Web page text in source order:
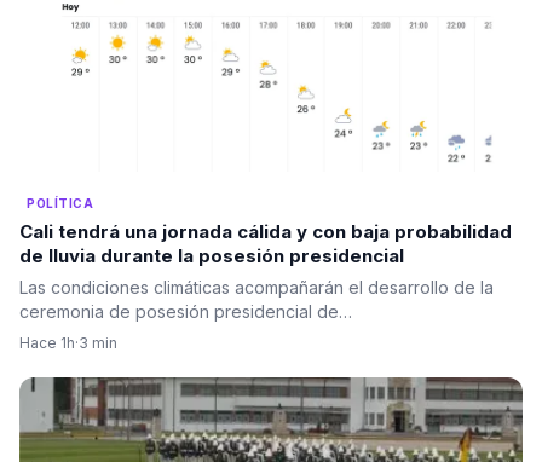
POLÍTICA
Cali tendrá una jornada cálida y con baja probabilidad
de lluvia durante la posesión presidencial
Las condiciones climáticas acompañarán el desarrollo de la
ceremonia de posesión presidencial de…
Hace 1h·3 min